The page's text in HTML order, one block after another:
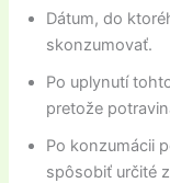
Dátum, do
skonzumovať.
Po uplynutí
pretože
Po konzumácii
spôsobiť určité